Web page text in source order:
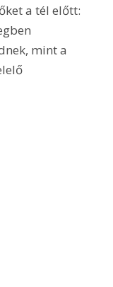
a tél előtt:
mint a